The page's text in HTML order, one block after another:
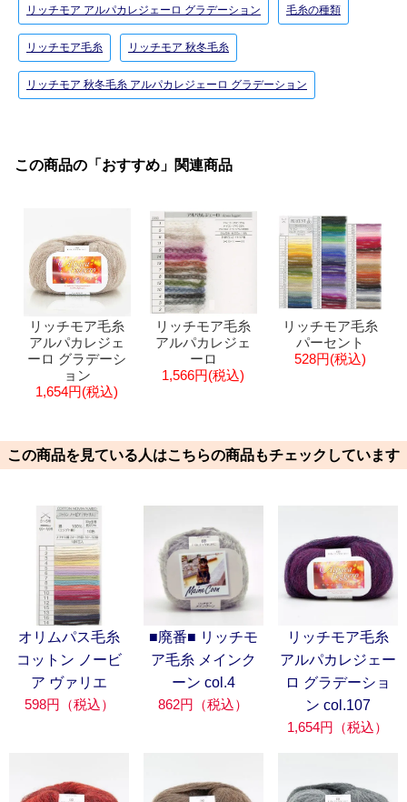
リッチモア アルパカレジェーロ グラデーション 毛糸の種類
リッチモア毛糸 リッチモア 秋冬毛糸
リッチモア 秋冬毛糸 アルパカレジェーロ グラデーション
この商品の「おすすめ」関連商品
リッチモア毛糸
アルパカレジェ
ーロ グラデーシ
ョン
1,654円(税込)
リッチモア毛糸
アルパカレジェ
ーロ
1,566円(税込)
リッチモア毛糸
パーセント
528円(税込)
この商品を見ている人はこちらの商品もチェックしています
オリムパス毛糸
コットン ノービ
ア ヴァリエ
598円（税込）
■廃番■ リッチモ
ア毛糸 メインク
ーン col.4
862円（税込）
リッチモア毛糸
アルパカレジェー
ロ グラデーショ
ン col.107
1,654円（税込）